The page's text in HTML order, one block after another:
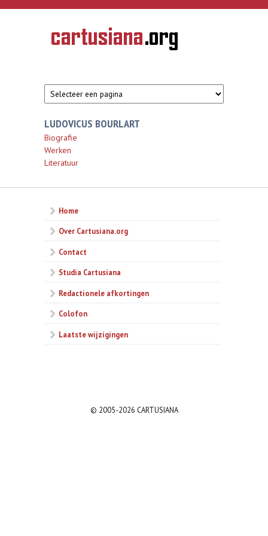
Overslaan en naar de inhoud gaan
CARTUSIANA
Geschiedenis
van de
LUDOVICUS BOURLART
Biografie
Werken
Literatuur
Home
Over Cartusiana.org
Contact
Studia Cartusiana
Redactionele afkortingen
Colofon
Laatste wijzigingen
© 2005-2026 CARTUSIANA